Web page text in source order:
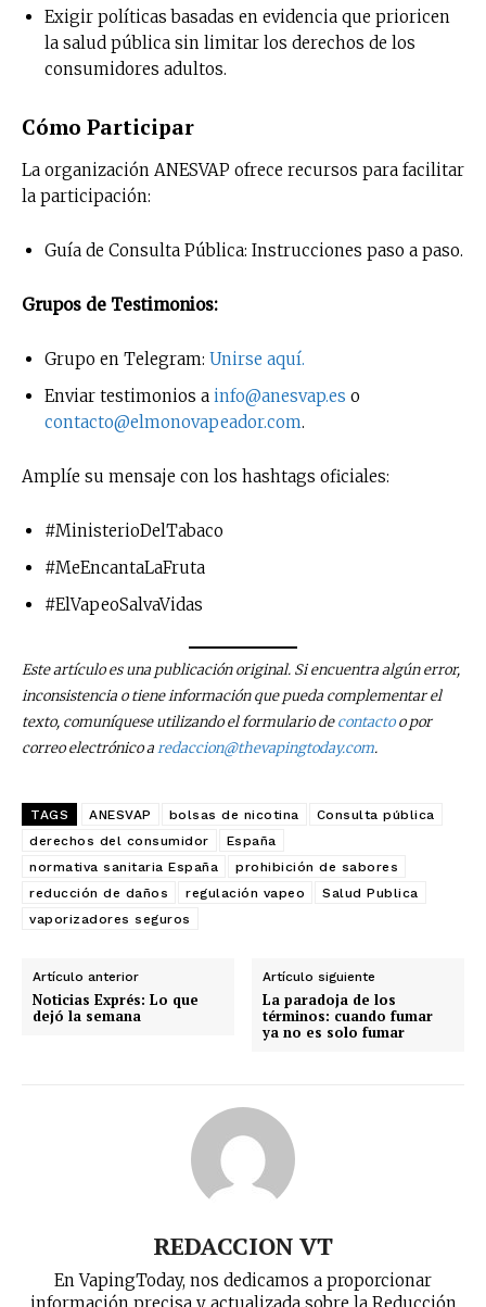
últimas noticias
Suscríbete a nuestro boletín diario y
recibe todas las noticias del vapeo y la
reducción de daños en tu correo
Subscribe to our daily clipping and
receive all the news of vaping and
tobacco harm reduction in your email.
Exigir políticas basadas en evidencia que prioricen
la salud pública sin limitar los derechos de los
consumidores adultos.
Cómo Participar
La organización ANESVAP ofrece recursos para facilitar
la participación:
Guía de Consulta Pública: Instrucciones paso a paso.
Grupos de Testimonios:
Grupo en Telegram: Unirse aquí.
Enviar testimonios a info@anesvap.es o
contacto@elmonovapeador.com.
Amplíe su mensaje con los hashtags oficiales:
#MinisterioDelTabaco
#MeEncantaLaFruta
#ElVapeoSalvaVidas
Este artículo es una publicación original. Si encuentra algún error,
inconsistencia o tiene información que pueda complementar el
texto, comuníquese utilizando el formulario decontactoo por
correo electrónico aredaccion@thevapingtoday.com.
TAGS ANESVAP bolsas de nicotina
Consulta pública
derechos del consumidor
España
normativa sanitaria España
prohibición de sabores
reducción de daños
regulación vapeo
Salud Publica
vaporizadores seguros
Artículo anterior
Noticias Exprés: Lo que
dejó la semana
Artículo siguiente
La paradoja de los
términos: cuando fumar
ya no es solo fumar
REDACCION VT
En VapingToday, nos dedicamos a proporcionar